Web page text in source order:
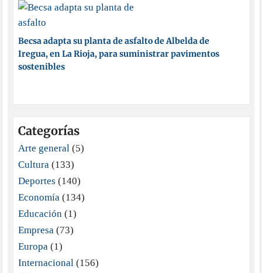
Becsa adapta su planta de asfalto de Albelda de
Iregua, en La Rioja, para suministrar pavimentos
sostenibles
Categorías
Arte general(5)
Cultura(133)
Deportes (140)
Economía(134)
Educación(1)
Empresa(73)
Europa(1)
Internacional(156)